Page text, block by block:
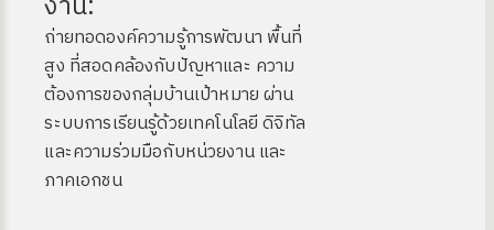
ถ่ายทอดองค์ความรู้การพัฒนา พื้นที่
สูง ที่สอดคล้องกับปัญหาและ ความ
ต้องการของกลุ่มบ้านเป้าหมาย ผ่าน
ระบบการเรียนรู้ด้วยเทคโนโลยี ดิจิทัล
และความร่วมมือกับหน่วยงาน และ
ภาคเอกชน